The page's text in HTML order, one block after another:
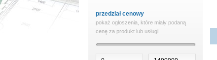
przedział cenowy
pokaż ogłoszenia, które miały podaną
cenę za produkt lub usługi